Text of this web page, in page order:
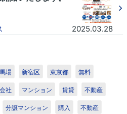
2025.03.28
場 新宿区 東京都 無料
社 マンション 賃貸 不動産
分譲マンション 購入 不動産